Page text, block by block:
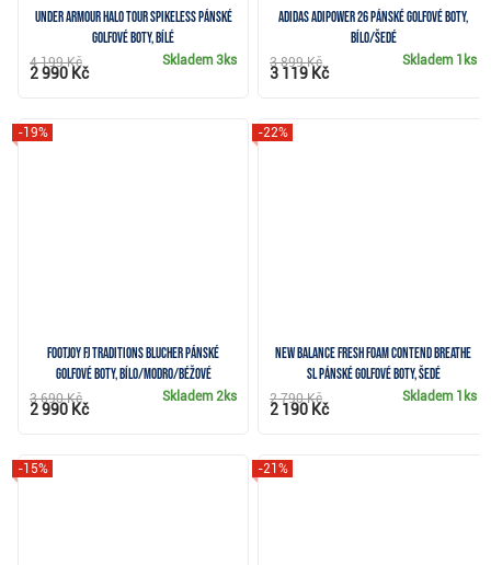
Under Armour Halo Tour Spikeless pánské
golfové boty, bílé
Skladem3ks
4 199 Kč
2 990 Kč
Adidas Adipower 26 pánské golfové boty,
bílo/šedé
Skladem 1ks
3 899 Kč
3 119 Kč
FootJoy FJ Traditions Blucher pánské
golfové boty, bílo/modro/béžové
-19%
Skladem 2ks
3 690 Kč
2 990 Kč
New Balance Fresh Foam Contend Breathe
SL pánské golfové boty, šedé
-22%
Skladem 1ks
2 790 Kč
2 190 Kč
-15% -21%